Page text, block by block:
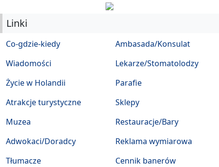
Linki
Co-gdzie-kiedy
Wiadomości
Życie w Holandii
Atrakcje turystyczne
Muzea
Ambasada/Konsulat
Lekarze/Stomatolodzy
Parafie
Sklepy
Restauracje/Bary
Adwokaci/Doradcy
Tłumacze
Reklama wymiarowa
Cennik banerów